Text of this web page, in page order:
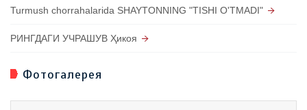
Turmush chorrahalarida SHAYTONNING "TISHI O'TMADI"
РИНГДАГИ УЧРАШУВ Ҳикоя
Фотогалерея